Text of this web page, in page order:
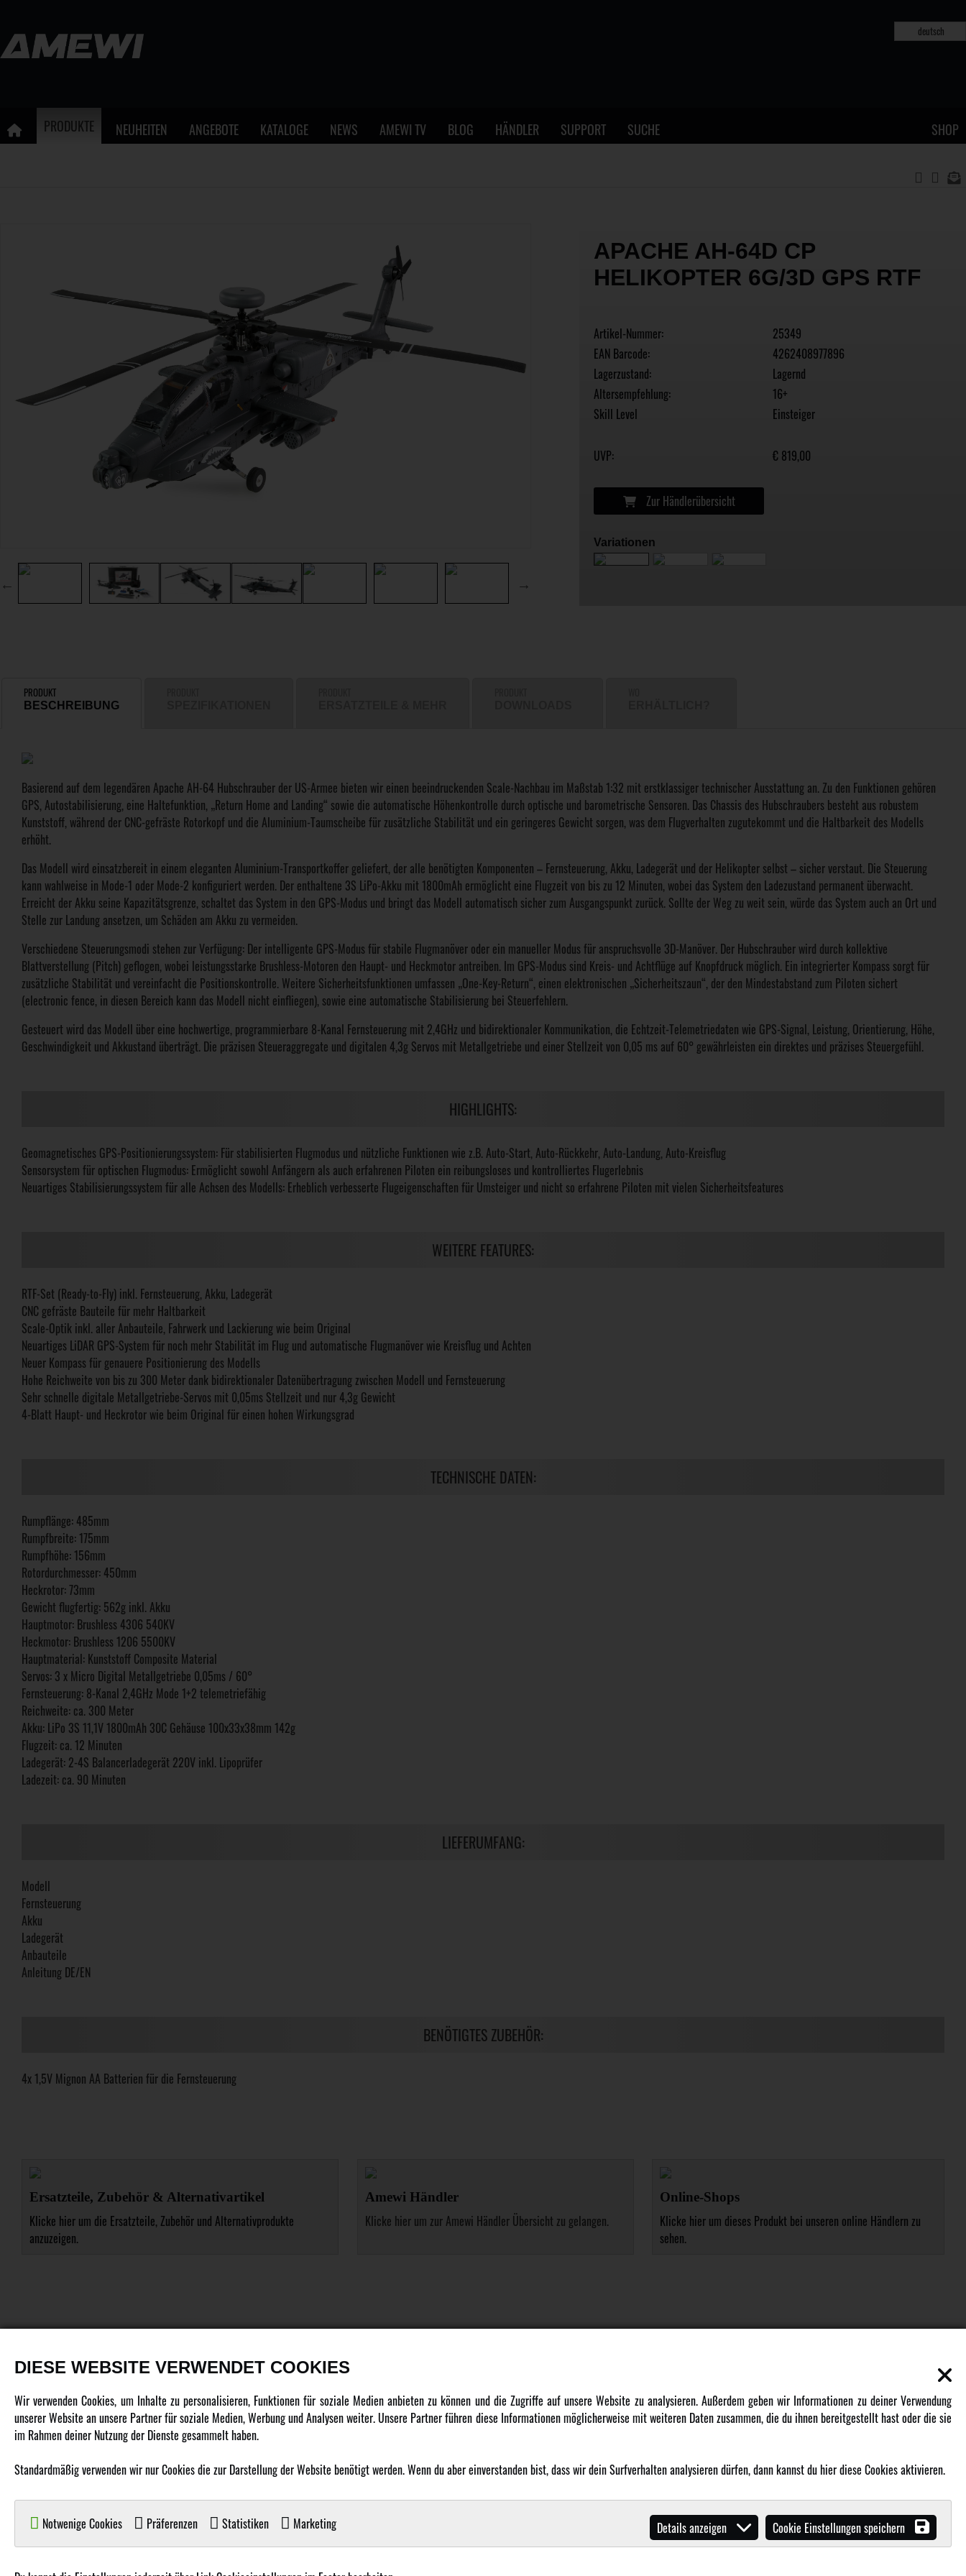
deutsch
PRODUKTE NEUHEITEN ANGEBOTE KATALOGE NEWS AMEWI TV BLOG HÄNDLER SUPPORT SUCHE SHOP
APACHE AH-64D CP
HELIKOPTER 6G/3D GPS RTF
Artikel-Nummer:
25349
EAN Barcode:
4262408977896
Lagerzustand:
Lagernd
Altersempfehlung:
16+
Skill Level
Einsteiger
UVP: € 819,00
Zur Händlerübersicht
Variationen
PRODUKT
BESCHREIBUNG
Basierend auf dem legendären Apache AH-64 Hubschrauber der US-Armee bieten wir einen beeindruckenden Scale-Nachbau im Maßstab 1:32 mit erstklassiger technischer Ausstattung an. Zu den Funktionen gehören
GPS, Autostabilisierung, eine Haltefunktion, „Return Home and Landing“ sowie die automatische Höhenkontrolle durch optische und barometrische Sensoren. Das Chassis des Hubschraubers besteht aus robustem
Kunststoff, während der CNC-gefräste Rotorkopf und die Aluminium-Taumscheibe für zusätzliche Stabilität und ein geringeres Gewicht sorgen, was dem Flugverhalten zugutekommt und die Haltbarkeit des Modells
erhöht.
Das Modell wird einsatzbereit in einem eleganten Aluminium-Transportkoffer geliefert, der alle benötigten Komponenten – Fernsteuerung, Akku, Ladegerät und der Helikopter selbst – sicher verstaut. Die Steuerung
kann wahlweise in Mode-1 oder Mode-2 konfiguriert werden. Der enthaltene 3S LiPo-Akku mit 1800mAh ermöglicht eine Flugzeit von bis zu 12 Minuten, wobei das System den Ladezustand permanent überwacht.
Erreicht der Akku seine Kapazitätsgrenze, schaltet das System in den GPS-Modus und bringt das Modell automatisch sicher zum Ausgangspunkt zurück. Sollte der Weg zu weit sein, würde das System auch an Ort und
Stelle zur Landung ansetzen, um Schäden am Akku zu vermeiden.
Verschiedene Steuerungsmodi stehen zur Verfügung: Der intelligente GPS-Modus für stabile Flugmanöver oder ein manueller Modus für anspruchsvolle 3D-Manöver. Der Hubschrauber wird durch kollektive
Blattverstellung (Pitch) geflogen, wobei leistungsstarke Brushless-Motoren den Haupt- und Heckmotor antreiben. Im GPS-Modus sind Kreis- und Achtflüge auf Knopfdruck möglich. Ein integrierter Kompass sorgt für
zusätzliche Stabilität und vereinfacht die Positionskontrolle. Weitere Sicherheitsfunktionen umfassen „One-Key-Return“, einen elektronischen „Sicherheitszaun“, der den Mindestabstand zum Piloten sichert
(electronic fence, in diesen Bereich kann das Modell nicht einfliegen), sowie eine automatische Stabilisierung bei Steuerfehlern.
Gesteuert wird das Modell über eine hochwertige, programmierbare 8-Kanal Fernsteuerung mit 2,4GHz und bidirektionaler Kommunikation, die Echtzeit-Telemetriedaten wie GPS-Signal, Leistung, Orientierung, Höhe,
Geschwindigkeit und Akkustand überträgt. Die präzisen Steueraggregate und digitalen 4,3g Servos mit Metallgetriebe und einer Stellzeit von 0,05 ms auf 60° gewährleisten ein direktes und präzises Steuergefühl.
HIGHLIGHTS:
Geomagnetisches GPS-Positionierungssystem: Für stabilisierten Flugmodus und nützliche Funktionen wie z.B. Auto-Start, Auto-Rückkehr, Auto-Landung, Auto-Kreisflug
Sensorsystem für optischen Flugmodus: Ermöglicht sowohl Anfängern als auch erfahrenen Piloten ein reibungsloses und kontrolliertes Flugerlebnis
Neuartiges Stabilisierungssystem für alle Achsen des Modells: Erheblich verbesserte Flugeigenschaften für Umsteiger und nicht so erfahrene Piloten mit vielen Sicherheitsfeatures
WEITERE FEATURES:
RTF-Set (Ready-to-Fly) inkl. Fernsteuerung, Akku, Ladegerät
CNC gefräste Bauteile für mehr Haltbarkeit
Scale-Optik inkl. aller Anbauteile, Fahrwerk und Lackierung wie beim Original
Neuartiges LiDAR GPS-System für noch mehr Stabilität im Flug und automatische Flugmanöver wie Kreisflug und Achten
Neuer Kompass für genauere Positionierung des Modells
Hohe Reichweite von bis zu 300 Meter dank bidirektionaler Datenübertragung zwischen Modell und Fernsteuerung
Sehr schnelle digitale Metallgetriebe-Servos mit 0,05ms Stellzeit und nur 4,3g Gewicht
4-Blatt Haupt- und Heckrotor wie beim Original für einen hohen Wirkungsgrad
TECHNISCHE DATEN:
Rumpflänge: 485mm
Rumpfbreite: 175mm
Rumpfhöhe: 156mm
Rotordurchmesser: 450mm
Heckrotor: 73mm
Gewicht flugfertig: 562g inkl. Akku
Hauptmotor: Brushless 4306 540KV
Heckmotor: Brushless 1206 5500KV
Hauptmaterial: Kunststoff Composite Material
Servos: 3 x Micro Digital Metallgetriebe 0,05ms / 60°
Fernsteuerung: 8-Kanal 2,4GHz Mode 1+2 telemetriefähig
Reichweite: ca. 300 Meter
Akku: LiPo 3S 11,1V 1800mAh 30C Gehäuse 100x33x38mm 142g
Flugzeit: ca. 12 Minuten
Ladegerät: 2-4S Balancerladegerät 220V inkl. Lipoprüfer
Ladezeit: ca. 90 Minuten
LIEFERUMFANG:
Modell
Fernsteuerung
Akku
Ladegerät
Anbauteile
Anleitung DE/EN
BENÖTIGTES ZUBEHÖR:
4x 1,5V Mignon AA Batterien für die Fernsteuerung
Ersatzteile, Zubehör & Alternativartikel
Klicke hier um die Ersatzteile, Zubehör und Alternativprodukte
anzuzeigen.
Amewi Händler
Klicke hier um zur Amewi Händler Übersicht zu gelangen.
Online-Shops
Klicke hier um dieses Produkt bei unseren online Händlern zu
sehen.
PRODUKTE
Fahrzeuge in allen Maßstäben
Multikopter in verschiedenen Ausführungen
Flugzeuge für alle Anforderungen
Boote in verschiedenen Größen
DATENSCHUTZ
LANGUAGE
INFORMATIONEN
Karriere
Amewi Kataloge
MEHR VON AMEWI
Malinos - Die kreative Seite von
Amewi
Werden Sie Amewi Händler
Amewi B2B-Shop
DIESE WEBSITE VERWENDET COOKIES
Wir verwenden Cookies, um Inhalte zu personalisieren, Funktionen für soziale Medien anbieten zu können und die Zugriffe auf unsere Website zu analysieren. Außerdem geben wir Informationen zu deiner Verwendung
unserer Website an unsere Partner für soziale Medien, Werbung und Analysen weiter. Unsere Partner führen diese Informationen möglicherweise mit weiteren Daten zusammen, die du ihnen bereitgestellt hast oder die sie
im Rahmen deiner Nutzung der Dienste gesammelt haben.
Standardmäßig verwenden wir nur Cookies die zur Darstellung der Website benötigt werden. Wenn du aber einverstanden bist, dass wir dein Surfverhalten analysieren dürfen, dann kannst du hier diese Cookies aktivieren.
Notwenige Cookies Präferenzen Statistiken Marketing Cookie Einstellungen speichern
Details anzeigen